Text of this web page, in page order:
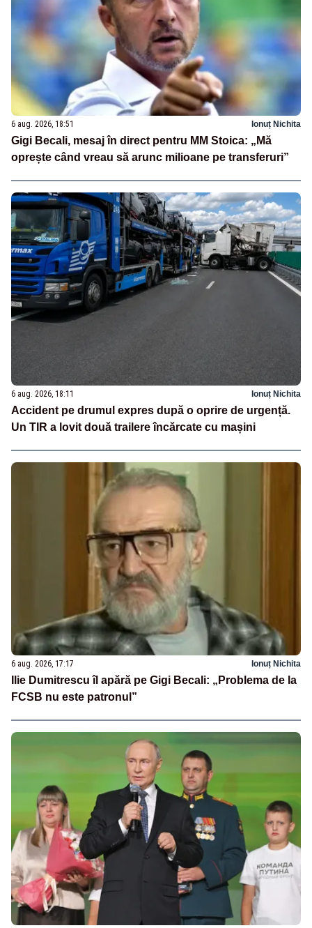
6 aug. 2026, 18:51 Ionuț Nichita
Gigi Becali, mesaj în direct pentru MM Stoica: „Mă
oprește când vreau să arunc milioane pe transferuri”
6 aug. 2026, 18:11 Ionuț Nichita
Accident pe drumul expres după o oprire de urgență.
Un TIR a lovit două trailere încărcate cu mașini
6 aug. 2026, 17:17 Ionuț Nichita
Ilie Dumitrescu îl apără pe Gigi Becali: „Problema de la
FCSB nu este patronul”